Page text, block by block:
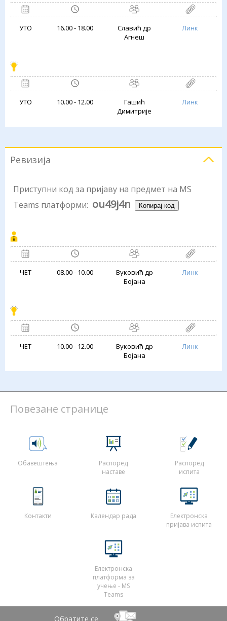
УТО 16.00 - 18.00
Славић др
Агнеш
Линк
УТО 10.00 - 12.00
Гашић
Димитрије
Линк
Ревизија
Приступни код за пријаву на предмет на MS
Teams платформи: ou49j4n Копирај код
ЧЕТ 08.00 - 10.00
Вуковић др
Бојана
Линк
ЧЕТ 10.00 - 12.00
Вуковић др
Бојана
Линк
Повезане странице
Обавештења
Распоред
наставе
Распоред
испита
Контакти Календар рада
Електронска
пријава испита
Електронска
платформа за
учење - MS
Teams
Обратите се